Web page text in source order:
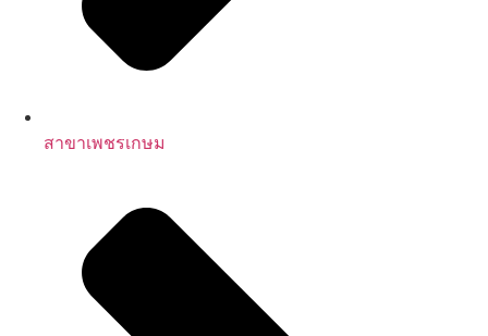
สาขาเพชรเกษม